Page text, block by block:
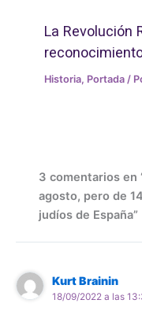
La Revolución
Historia, Portada /
3 comentarios en
agosto, pero de
judíos de España”
Kurt Brainin
18/09/2022 a las